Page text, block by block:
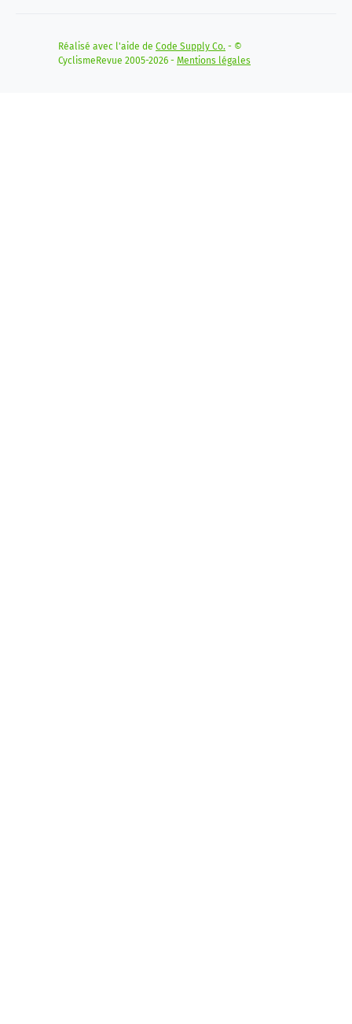
Réalisé avec l'aide de Code Supply Co. - ©
CyclismeRevue 2005-2026 - Mentions légales